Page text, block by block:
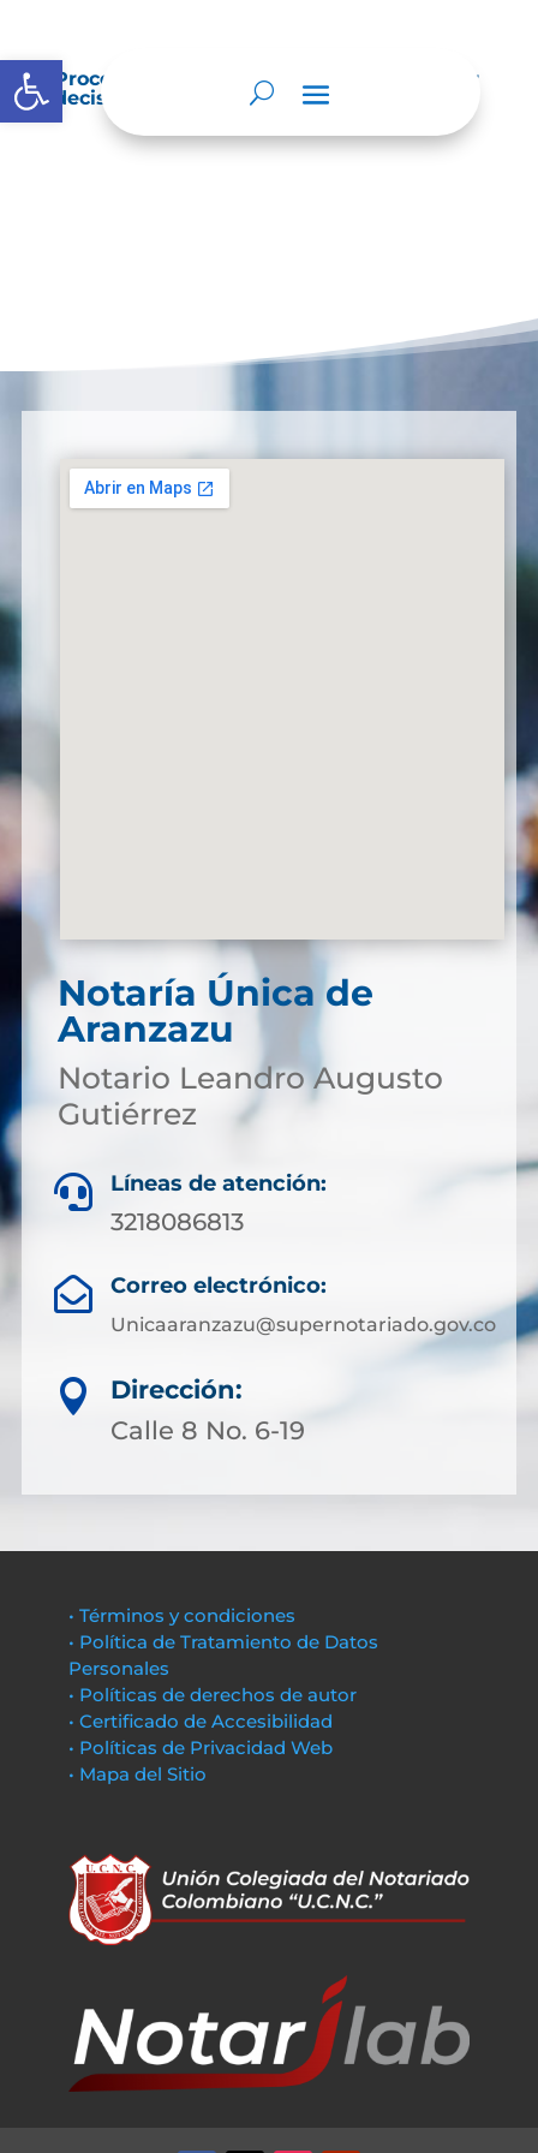
Abrir barra de herramientas
Procedimientos que se siguen para tomar
decisiones en las diferentes áreas
Notaría Única de
Aranzazu
Notario Leandro Augusto
Gutiérrez
 Líneas de atención:
3218086813
 Correo electrónico:
Unicaaranzazu@supernotariado.gov.co

Dirección:
Calle 8 No. 6-19
• Términos y condiciones
• Política de Tratamiento de Datos
Personales
• Políticas de derechos de autor
• Certificado de Accesibilidad
• Políticas de Privacidad Web
• Mapa del Sitio